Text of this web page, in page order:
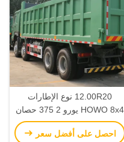
12.00R20 نوع الإطارات
HOWO 8x4 يورو 2 375 حصان
محرك يسار شاحنة قمامة ثقيلة
مع صندوق حمولة 7.6 * 2.3 *
احصل على أفضل سعر